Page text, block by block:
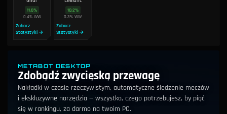
11.6%
0.4% WW
Zobacz
Statystyki →
10.2%
0.3%WW
Zobacz
Statystyki →
METABOT DESKTOP
Zdobądź zwycięską przewagę
Nakładki w czasie rzeczywistym, automatyczne śledzenie meczów
i ekskluzywne narzędzia — wszystko, czego potrzebujesz, by piąć
się w rankingu, za darmo na twoim PC.